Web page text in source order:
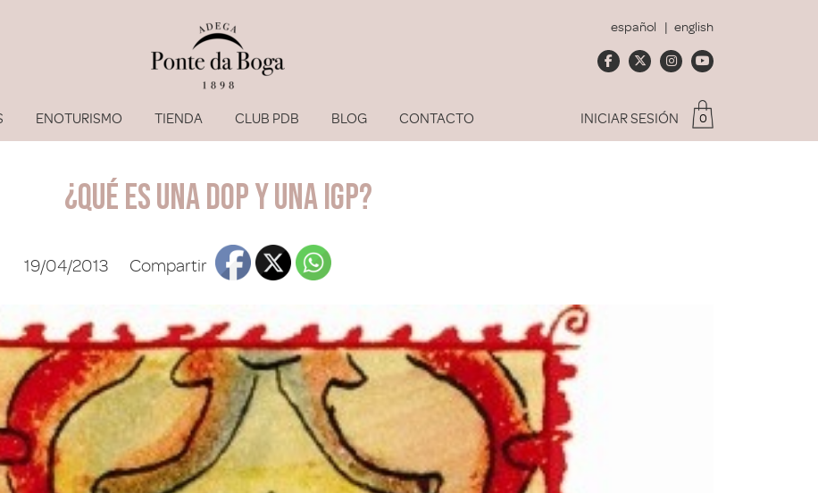
español english
ENOTURISMO TIENDA CLUB PDB BLOG CONTACTO INICIAR SESIÓN
ACCEDER
0
¿Qué es una DOP y una IGP?
19/04/2013 Compartir